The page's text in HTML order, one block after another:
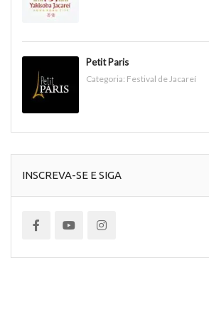
Petit Paris
Categoria: Festival de Jacareí
INSCREVA-SE E SIGA